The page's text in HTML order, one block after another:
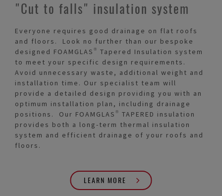
"Cut to falls" insulation system
Everyone requires good drainage on flat roofs
and floors. Look no further than our bespoke
designed FOAMGLAS® Tapered Insulation system
to meet your specific design requirements.
Avoid unnecessary waste, additional weight and
installation time. Our specialist team will
provide a detailed design providing you with an
optimum installation plan, including drainage
positions. Our FOAMGLAS® TAPERED insulation
provides both a long-term thermal insulation
system and efficient drainage of your roofs and
floors.
LEARN MORE